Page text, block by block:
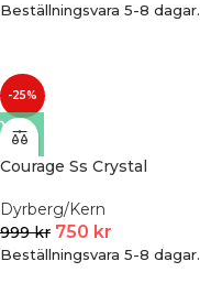
Beställningsvara 5-8 dagar.
-25%
Courage Ss Crystal
Dyrberg/Kern
999kr 750 kr
Beställningsvara 5-8 dagar.